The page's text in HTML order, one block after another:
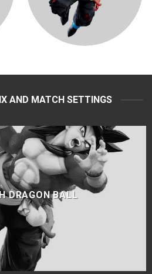
AND MATCH SETTINGS
DRAGON BALL